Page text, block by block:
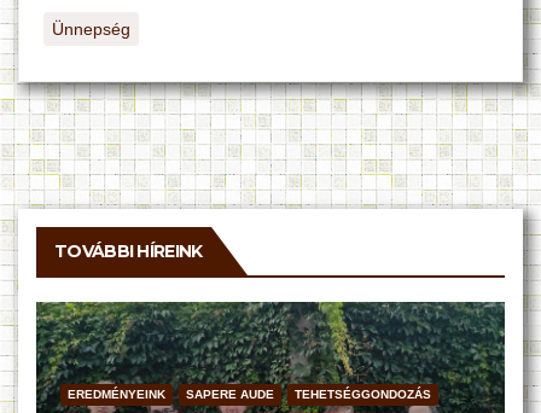
Ünnepség
TOVÁBBI HÍREINK
EREDMÉNYEINK SAPERE AUDE TEHETSÉGGONDOZÁS